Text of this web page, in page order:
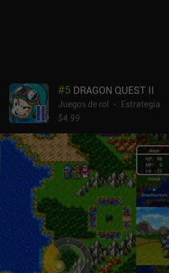
#5 DRAGON QUEST II
Juegos de rol
Estrategia
$4.99